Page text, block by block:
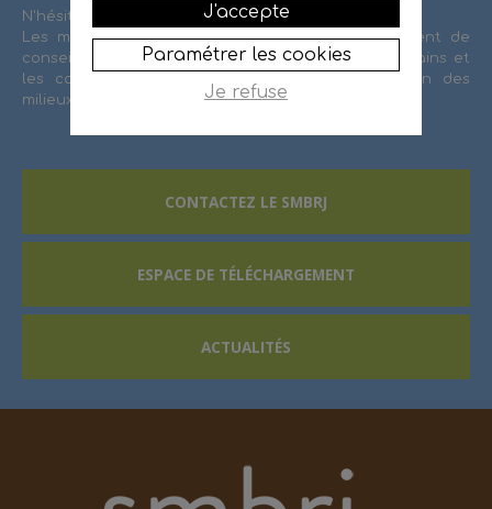
N'hésitez pas à contacter le SMBRJ.
Les missions de l'équipe technique sont également de
conseiller et d'accompagner les propriétaires riverains et
les collectivités sur l'entretien et la préservation des
milieux aquatiques et de la ressource en eau.
CONTACTEZ LE SMBRJ
ESPACE DE TÉLÉCHARGEMENT
ACTUALITÉS
J'accepte
Paramétrer les cookies
Je refuse